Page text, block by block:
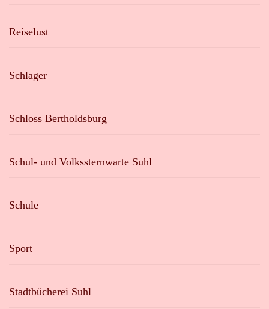
Reiselust
Schlager
Schloss Bertholdsburg
Schul- und Volkssternwarte Suhl
Schule
Sport
Stadtbücherei Suhl